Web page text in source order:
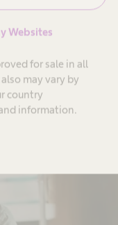
Websites
for sale in all
may vary by
country
information.